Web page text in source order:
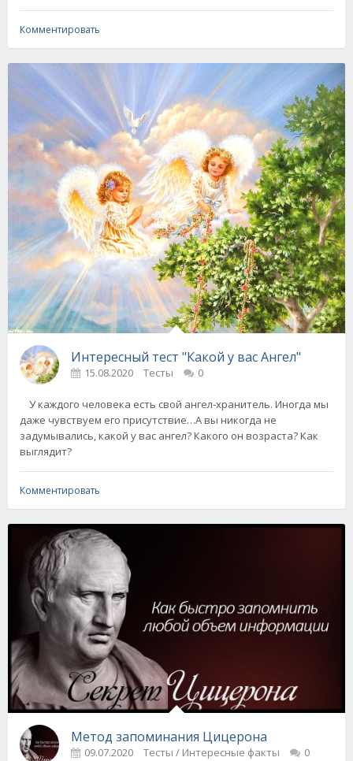
Комментировать
Интересный тест "Какой у вас Ангел"
15.08.2020 Тесты 0
У каждого человека есть свой ангел-хранитель. Иногда мы
даже чувствуем его присутствие…А вы никогда не
задумывались, какой у вас ангел? Какого он возраста? Как
выглядит?
Комментировать
Метод запоминания Цицерона
09.07.2020 Тесты / Интересные факты 0